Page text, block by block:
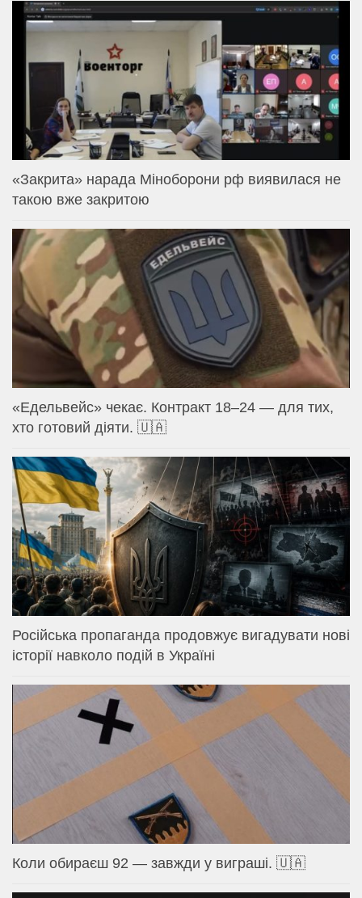
«Закрита» нарада Міноборони рф виявилася не
такою вже закритою
«Едельвейс» чекає. Контракт 18–24 — для тих,
хто готовий діяти. 🇺🇦
Російська пропаганда продовжує вигадувати нові
історії навколо подій в Україні
Коли обираєш 92 — завжди у виграші. 🇺🇦